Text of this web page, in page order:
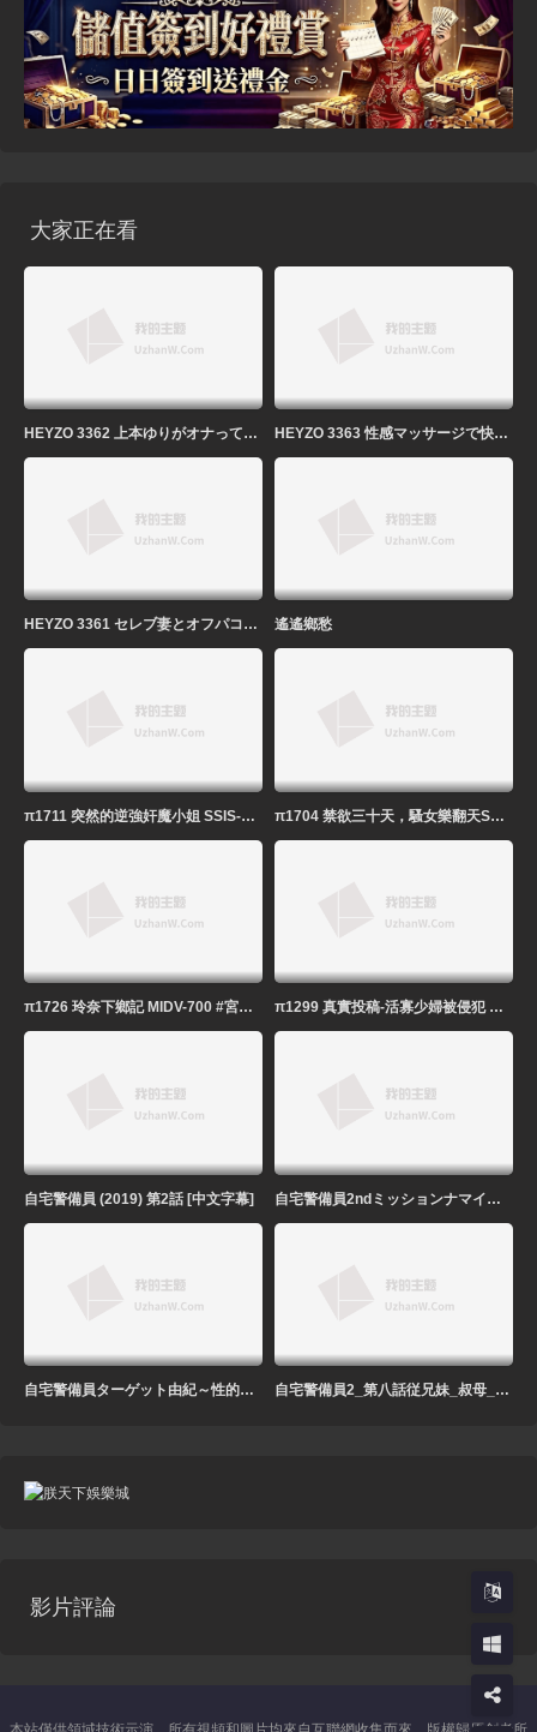
大家正在看
HEYZO 3362 上本ゆりがオナってくれました！ – 上本ゆり HEYZO 3363 性感マッサージで快感！～西條沙羅の場合～ – 西條沙羅
HEYZO 3361 セレブ妻とオフパコ！ – セレブ妻Ｚさん 遙遙鄉愁
π1711 突然的逆強奸魔小姐 SSIS-107 #夕美紫苑 π1704 禁欲三十天，騷女樂翻天SONE-128 #黑島玲衣
π1726 玲奈下鄉記 MIDV-700 #宮下玲奈 π1299 真實投稿-活寡少婦被侵犯 NSFS-160
自宅警備員 (2019) 第2話 [中文字幕] 自宅警備員2ndミッションナマイキ美乳次女_由紀 2D動漫 中文字幕
自宅警備員ターゲット由紀～性的指導！_生意気なアイツを懲らしめろ 2D動漫 中文字幕 自宅警備員2_第八話従兄妹_叔母_メイド～灰原家の血族 2D動漫 中文字幕
影片評論